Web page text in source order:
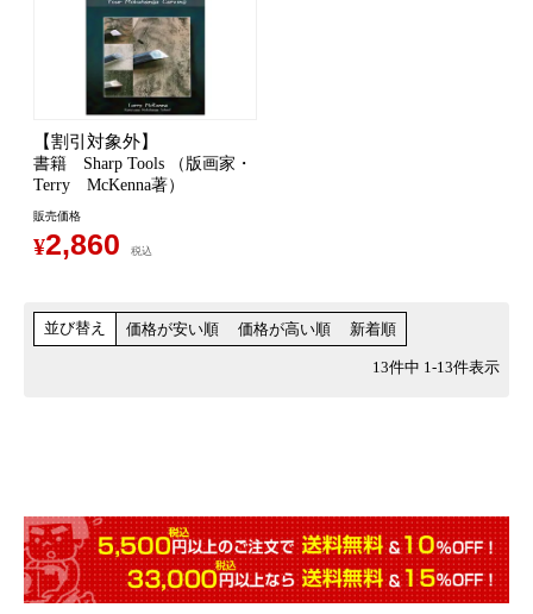
【割引対象外】
書籍 Sharp Tools （版画家・
Terry McKenna著）
販売価格
¥2,860 税込
並び替え 価格が安い順 価格が高い順 新着順
13件中 1 -13件表示